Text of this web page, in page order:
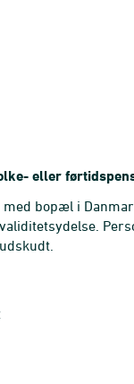
eller
bopæl i